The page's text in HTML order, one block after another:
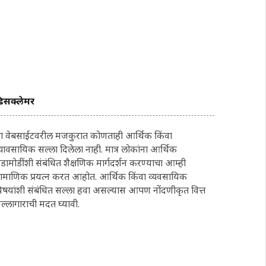
वेबसाईटवरील मजकुरात कोणताही आर्थिक किंवा
सल्ला दिलेला नाही. मात्र लोकांना आर्थिक
संबंधित शैक्षणिक मार्गदर्शन करण्याचा आम्ही
प्रयत्न करत आहोत. आर्थिक किंवा व्यवसायिक
संबंधित सल्ला हवा असल्यास आपण नोंदणीकृत वित्त
मदत घ्यावी.